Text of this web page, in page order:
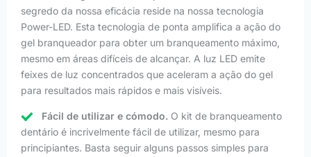
segredo da nossa eficácia reside na nossa tecnologia
Power-LED. Esta tecnologia de ponta amplifica a ação do
gel branqueador para obter um branqueamento máximo,
mesmo em áreas difíceis de alcançar. A luz LED emite
feixes de luz concentrados que aceleram a ação do gel
para resultados mais rápidos e mais visíveis.
Fácil de utilizar e cómodo. O kit de branqueamento
dentário é incrivelmente fácil de utilizar, mesmo para
principiantes. Basta seguir alguns passos simples para